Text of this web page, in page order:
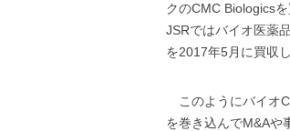
クのCMC Biologics
JSRではバイオ医薬
を2017年5月に買収
このようにバイオ
を巻き込んでM&Aや